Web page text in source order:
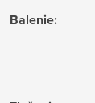
Balenie: